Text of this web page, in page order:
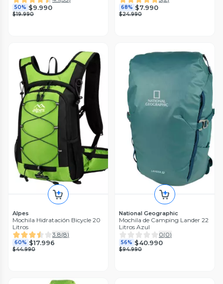
50% $9.990
$19.990
68% $7.990
$24.990
Alpes
Mochila Hidratación Bicycle 20
Litros
3.8(8)
60% $17.996
$44.990
National Geographic
Mochila de Camping Lander 22
Litros Azul
0(0)
56% $40.990
$94.990